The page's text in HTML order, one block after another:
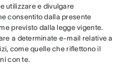
utilizzare e divulgare
consentito dalla presente
previsto dalla legge vigente.
a determinate e-mail relative a
come quelle che riflettono il
con te.